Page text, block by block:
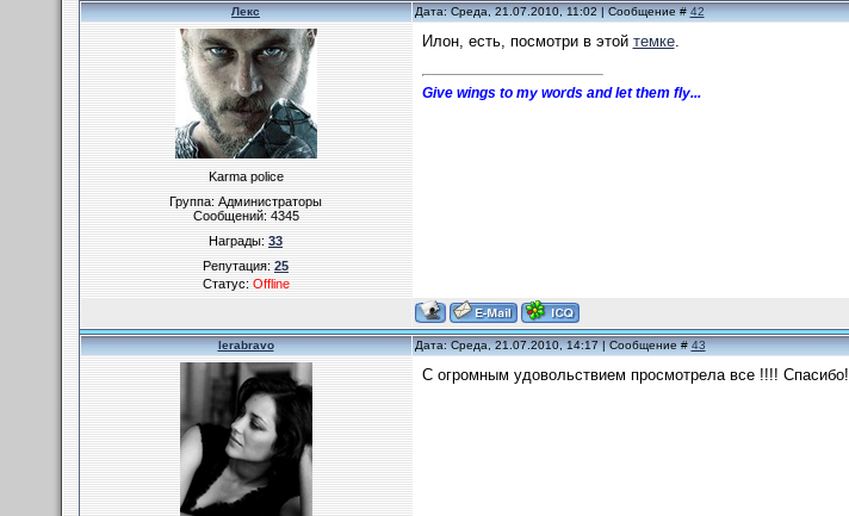
Лекс Дата: Среда, 21.07.2010, 11:02 | Сообщение #42
Karma police
Группа: Администраторы
Сообщений:4345
Награды:33
Репутация:25
Статус:Offline
Илон, есть, посмотри в этой темке.
Give wings to my words and let them fly...
lerabravo Дата: Среда, 21.07.2010, 14:17 | Сообщение #43
С огромным удовольствием просмотрела все !!!! Спасибо!